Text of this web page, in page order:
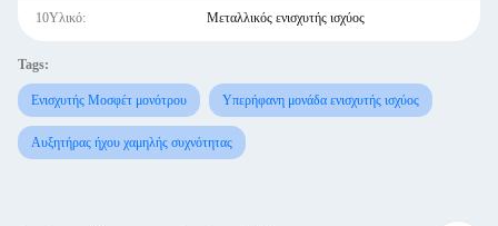
10Υλικό: Μεταλλικός ενισχυτής ισχύος
Tags:
Ενισχυτής Μοσφέτ μονότρου Υπερήφανη μονάδα ενισχυτής ισχύος
Αυξητήρας ήχου χαμηλής συχνότητας